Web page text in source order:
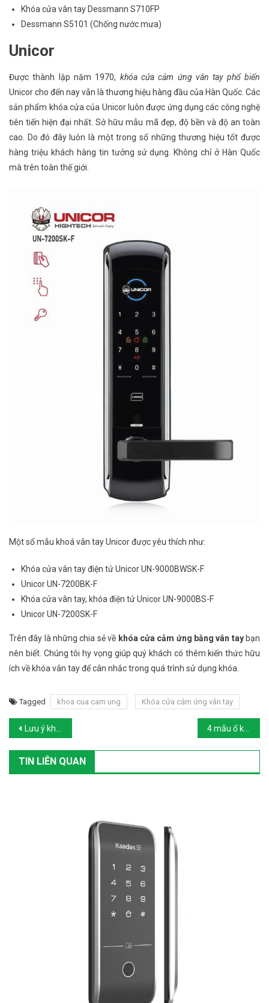
Khóa cửa vân tay Dessmann S710FP
Dessmann S5101 (Chống nước mưa)
Unicor
Được thành lập năm 1970, khóa cửa cảm ứng vân tay phổ biến
Unicor cho đến nay vẫn là thương hiệu hàng đầu của Hàn Quốc. Các
sản phẩm khóa cửa của Unicor luôn được ứng dụng các công nghệ
tiên tiến hiện đại nhất. Sở hữu mẫu mã đẹp, độ bền và độ an toàn
cao. Do đó đây luôn là một trong số những thương hiệu tốt được
hàng triệu khách hàng tin tưởng sử dụng. Không chỉ ở Hàn Quốc
mà trên toàn thế giới.
Một số mẫu khoá vân tay Unicor được yêu thích như:
Khóa cửa vân tay điện tử Unicor UN-9000BWSK-F
Unicor UN-7200BK-F
Khóa cửa vân tay, khóa điện tử Unicor UN-9000BS-F
Unicor UN-7200SK-F
Trên đây là những chia sẻ về khóa cửa cảm ứng bằng vân taybạn
nên biết. Chúng tôi hy vọng giúp quý khách có thêm kiến thức hữu
ích về khóa vân tay để cân nhắc trong quá trình sử dụng khóa.
Tagged khoa cua cam ung Khóa cửa cảm ứng vân tay
Post navigation
Lưu ý khi chọn mua khóa cửa từ cảm ứng cho căn hộ chung cư 4 mẫu ổ khóa vân tay chống trộm xuất xứ từ Mỹ có giá trên 14 triệu
TIN LIÊN QUAN